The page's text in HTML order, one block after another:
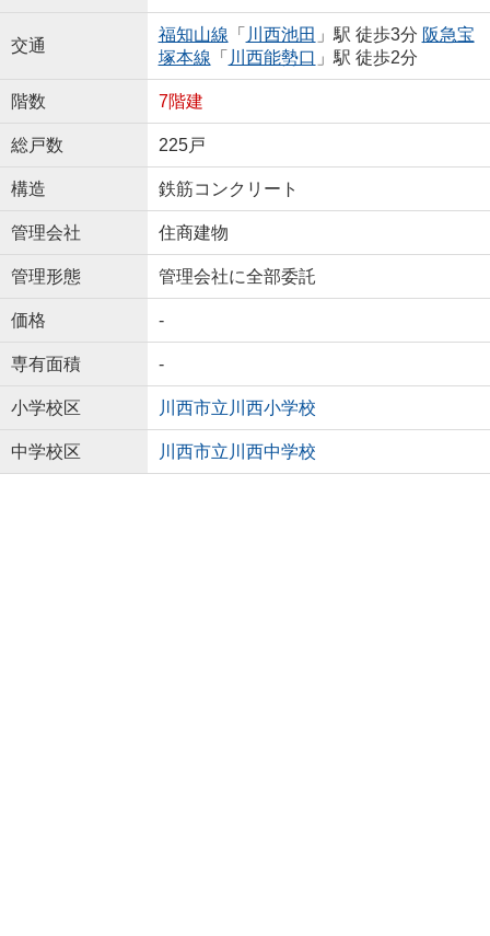
交通
福知山線 「 川西池田 」駅 徒歩3分 阪急宝
塚本線 「 川西能勢口 」駅 徒歩2分
階数 7階建
総戸数 225戸
構造 鉄筋コンクリート
管理会社 住商建物
管理形態 管理会社に全部委託
価格 -
専有面積 -
小学校区 川西市立川西小学校
中学校区 川西市立川西中学校